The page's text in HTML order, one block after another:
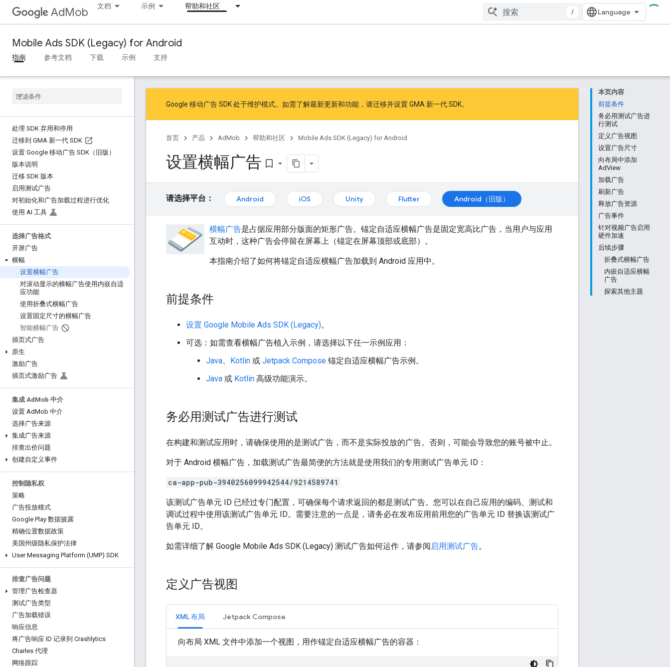
AdMob 文档 示例 帮助和社区
/
Mobile Ads SDK (Legacy) for Android
指南 参考文档 下载 示例 支持
处理 SDK 弃用和停用
迁移到 GMA 新一代 SDK
设置 Google 移动广告 SDK（旧版）
版本说明
迁移 SDK 版本
启用测试广告
对初始化和广告加载过程进行优化
使用 AI 工具
选择广告格式
开屏广告
横幅
设置横幅广告
对滚动显示的横幅广告使用内嵌自适
应功能
使用折叠式横幅广告
设置固定尺寸的横幅广告
智能横幅广告
插页式广告
原生
激励广告
插页式激励广告
集成 Ad Mob 中介
设置 AdMob 中介
选择广告来源
集成广告来源
排查出价问题
创建自定义事件
控制隐私权
策略
广告投放模式
Google Play 数据披露
精确位置数据政策
美国州级隐私保护法律
User Messaging Platform (UMP) SDK
排查广告问题
管理广告检查器
测试广告类型
广告加载错误
响应信息
将广告响应 ID 记录到 Crashlytics
Charles 代理
网络跟踪
本页内容
前提条件
务必用测试广告进
行测试
定义广告视图
设置广告尺寸
向布局中添加
AdView
加载广告
刷新广告
释放广告资源
广告事件
针对视频广告启用
硬件加速
后续步骤
折叠式横幅广告
内嵌自适应横幅
广告
探索其他主题
Google 移动广告 SDK 处于维护模式。如需了解最新更新和功能，请迁移并设置 GMA 新一代 SDK。
首页 产品 AdMob 帮助和社区 Mobile Ads SDK (Legacy) for Android
设置横幅广告 bookmark_border
请选择平台： Android iOS Unity Flutter Android（旧版）
横幅广告是占据应用部分版面的矩形广告。锚定自适应横幅广告是固定宽高比广告，当用户与应用
互动时，这种广告会停留在屏幕上（锚定在屏幕顶部或底部）。
本指南介绍了如何将锚定自适应横幅广告加载到 Android 应用中。
前提条件
设置 Google Mobile Ads SDK (Legacy)。
可选：如需查看横幅广告植入示例，请选择以下任一示例应用：
Java、 Kotlin 或 Jetpack Compose 锚定自适应横幅广告示例。
Java 或 Kotlin 高级功能演示。
务必用测试广告进行测试
在构建和测试应用时，请确保使用的是测试广告，而不是实际投放的广告。否则，可能会导致您的账号被中止。
对于 Android 横幅广告，加载测试广告最简便的方法就是使用我们的专用测试广告单元 ID：
ca-app-pub-3940256099942544/9214589741
该测试广告单元 ID 已经过专门配置，可确保每个请求返回的都是测试广告。您可以在自己应用的编码、测试和
调试过程中使用该测试广告单元 ID。需要注意的一点是，请务必在发布应用前用您的广告单元 ID 替换该测试广
告单元 ID。
如需详细了解 Google Mobile Ads SDK (Legacy) 测试广告如何运作，请参阅启用测试广告。
定义广告视图
XML 布局 Jetpack Compose
向布局 XML 文件中添加一个视图，用作锚定自适应横幅广告的容器：